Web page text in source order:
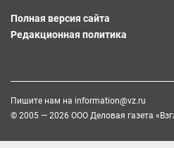
Полная версия сайта
Редакционная политика
Пишите нам на information@vz.ru
© 2005 — 2026 ООО Деловая газета